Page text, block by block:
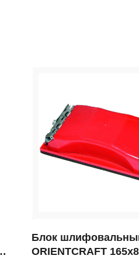
Блок
ORIENTCRAFT